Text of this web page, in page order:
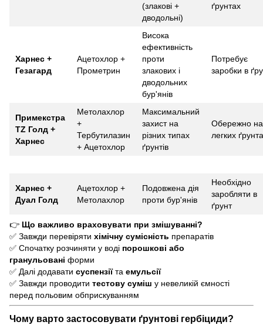
(злакові +
дводольні)
ґрунтах
Харнес +
Гезагард
Ацетохлор +
Прометрин
Висока
ефективність
проти
злакових і
дводольних
бур'янів
Потребує
заробки в
Примекстра
TZ Голд +
Харнес
Метолахлор
+
Тербутилазин
+ Ацетохлор
Максимальний
захист на
різних типах
ґрунтів
Обережно на
легких
Харнес +
Дуал Голд
Ацетохлор +
Метолахлор
Подовжена дія
проти бур'янів
Необхідно
заробляти в
ґрунт
👉 Що важливо враховувати при змішуванні?
✅ Завжди перевіряти хімічну сумісність препаратів
✅ Спочатку розчиняти у воді порошкові або
гранульовані форми
✅ Далі додавати суспензіїта емульсії
✅ Завжди проводити тестову суміш у невеликій ємності
перед польовим обприскуванням
Чому варто застосовувати ґрунтові гербіциди?